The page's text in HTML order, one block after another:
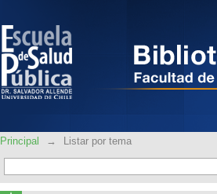
Principal → Listar por tema